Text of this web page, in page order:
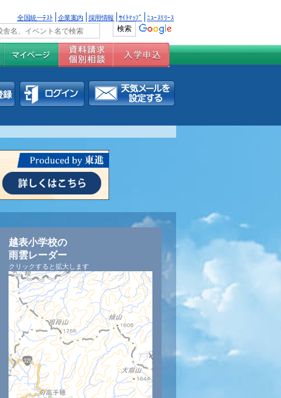
全国統一ﾃｽﾄ 企業案内 採用情報 ｻｲﾄﾏｯﾌﾟ ﾆｭｰｽﾘﾘｰｽ
越表小学校の
雨雲レーダー
クリックすると拡大します